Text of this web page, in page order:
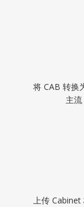
将 CAB 转换
主
上传 Cabinet